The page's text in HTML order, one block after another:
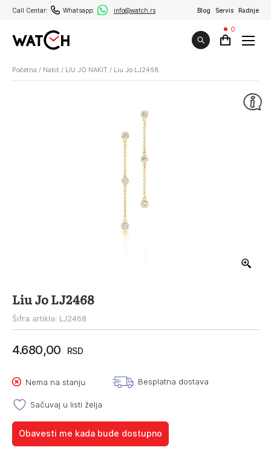
Call Centar: Whatsapp: info@watch.rs Blog Servis Radnje
0
Početna / Nakit / LIU JO NAKIT / Liu Jo LJ2468
Liu Jo LJ2468
Šifra artikla: LJ2468
4.680,00 RSD
Nema na stanju Besplatna dostava
Sačuvaj u listi želja
Obavesti me kada bude dostupno